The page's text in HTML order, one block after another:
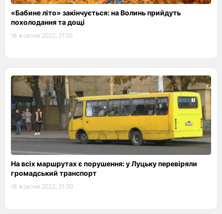
«Бабине літо» закінчується: на Волинь прийдуть
похолодання та дощі
16 жовтня 2022, 21:55
На всіх маршрутах є порушення: у Луцьку перевіряли
громадський транспорт
16 жовтня 2022, 21:30